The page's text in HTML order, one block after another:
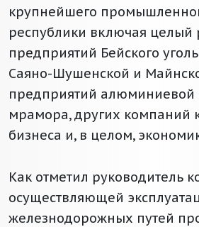
крупнейшего
республики включая целый
предприятий Бейского
Саяно-Шушенской и
предприятий алюминиевой
мрамора, других компаний
бизнеса и, в целом,
Как отметил руководитель
осуществляющей
железнодорожных путей